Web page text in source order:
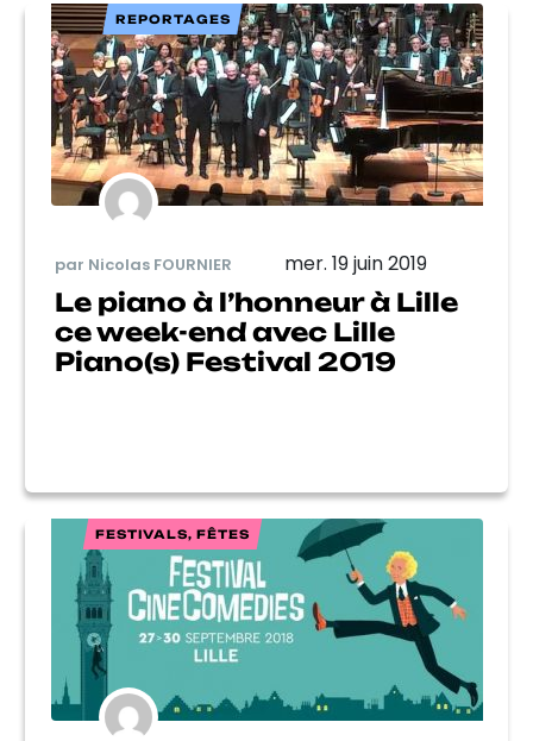
REPORTAGES
par Nicolas FOURNIER mer. 19 juin 2019
Le piano à l’honneur à Lille
ce week-end avec Lille
Piano(s) Festival 2019
FESTIVALS, FÊTES